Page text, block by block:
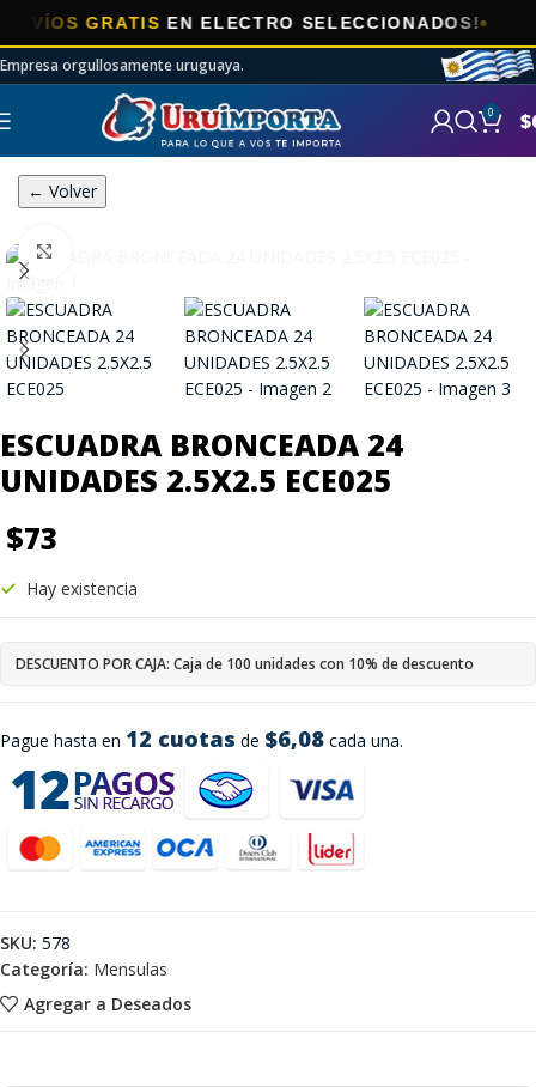
GRATISEN ELECTRO SELECCIONADOS!
Empresa orgullosamente uruguaya.
0 $
← Volver
ESCUADRA BRONCEADA 24
UNIDADES 2.5X2.5 ECE025
$73
Pague hasta en 12 cuotas de $6,08 cada una.
Hay existencia
DESCUENTO POR CAJA: Caja de 100 unidades con 10% de descuento
Agregar a Deseados
SKU: 578
Categoría: Mensulas